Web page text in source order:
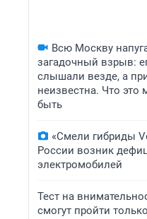
Всю Москву
загадочный взрыв:
слышали везде, а
неизвестна. Что это
быть
«Смели гибриды
России возник
электромобилей
Тест на
смогут пройти